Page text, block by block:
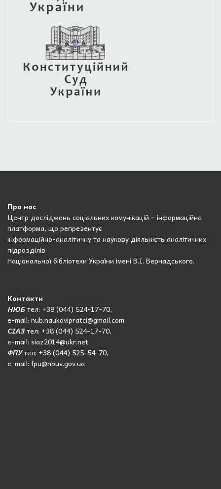
Про нас
Центр досліджень соціальних комунікацій – інформаційна
платформа, що репрезентує
інформаційно-аналітичну та наукову діяльність аналітичних
підрозділів
Національної бібліотеки України імені В.І. Вернадського.
Контакти
НЮБтел: +38 (044) 524-17-70,
e-mail: nub.naukovipratci@gmail.com
СІАЗтел: +38 (044) 524-17-70,
e-mail: siaz2014@ukr.net
ФПУтел: +38 (044) 525-54-70,
e-mail: fpu@nbuv.gov.ua